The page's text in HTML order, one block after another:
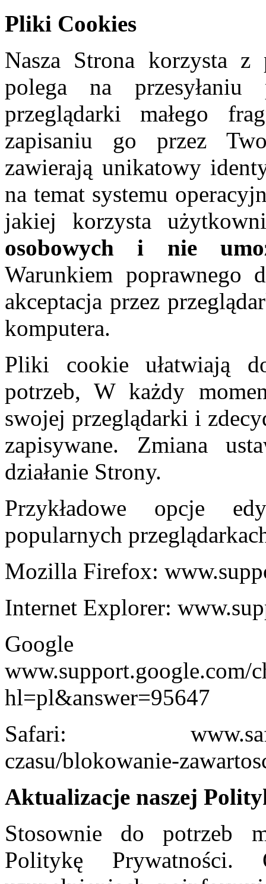
Pliki Cookies
Nasza Strona korzysta
polega na
przeglądarki małego
zapisaniu go przez
zawierają unikatowy
na temat systemu
jakiej korzysta
osobowych i nie
Warunkiem poprawnego
akceptacja przez
komputera.
Pliki cookie ułatwiają
potrzeb, W każdy
swojej przeglądarki i
zapisywane. Zmiana
działanie Strony.
Przykładowe opcje
popularnych
Mozilla Firefox:
Internet Explorer:
www.support.google.com/
hl=pl&answer=95647
Safari:
czasu/blokowanie-
Aktualizacje naszej
Stosownie do potrzeb
Politykę